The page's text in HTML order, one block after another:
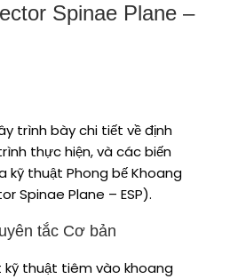
Spinae Plane –
trình bày chi tiết về định
thực hiện, và các biến
kỹ thuật Phong bế Khoang
Spinae Plane – ESP).
tắc Cơ bản
kỹ thuật tiêm vào khoang